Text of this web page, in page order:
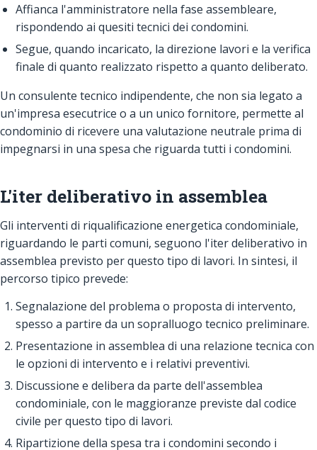
Affianca l'amministratore nella fase assembleare,
rispondendo ai quesiti tecnici dei condomini.
Segue, quando incaricato, la direzione lavori e la verifica
finale di quanto realizzato rispetto a quanto deliberato.
Un consulente tecnico indipendente, che non sia legato a
un'impresa esecutrice o a un unico fornitore, permette al
condominio di ricevere una valutazione neutrale prima di
impegnarsi in una spesa che riguarda tutti i condomini.
L'iter deliberativo in assemblea
Gli interventi di riqualificazione energetica condominiale,
riguardando le parti comuni, seguono l'iter deliberativo in
assemblea previsto per questo tipo di lavori. In sintesi, il
percorso tipico prevede:
Segnalazione del problema o proposta di intervento,
spesso a partire da un sopralluogo tecnico preliminare.
Presentazione in assemblea di una relazione tecnica con
le opzioni di intervento e i relativi preventivi.
Discussione e delibera da parte dell'assemblea
condominiale, con le maggioranze previste dal codice
civile per questo tipo di lavori.
Ripartizione della spesa tra i condomini secondo i